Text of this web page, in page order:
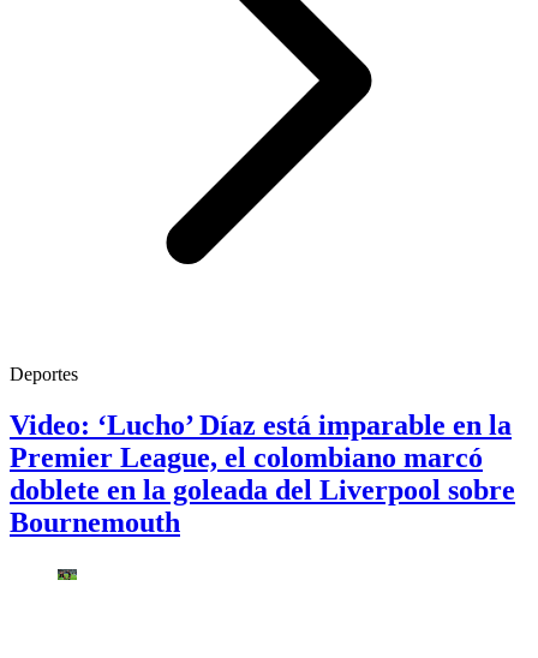
Deportes
Video: ‘Lucho’ Díaz está imparable en la
Premier League, el colombiano marcó
doblete en la goleada del Liverpool sobre
Bournemouth